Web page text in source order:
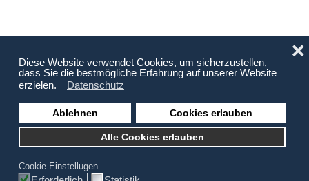
Diese Website verwendet Cookies, um sicherzustellen,
dass Sie die bestmögliche Erfahrung auf unserer Website
erzielen.
Datenschutz
Ablehnen Cookies erlauben
Alle Cookies erlauben
❌
Cookie Einstellugen
Copyright © 2026 Behinderung Vorarlberg | Webagentur: EDBS
Impressum